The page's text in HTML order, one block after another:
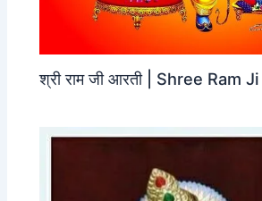
श्री राम जी आरती | Shree Ram